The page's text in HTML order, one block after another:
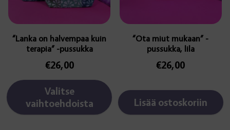
“Lanka on halvempaa kuin
terapia” -pussukka
€26,00
Valitse
vaihtoehdoista
valinnat
sivulla.
“Ota miut mukaan” -
pussukka, lila
€26,00
Lisää ostoskoriin